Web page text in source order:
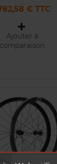
€ TTC
Ajouter à
comparaison